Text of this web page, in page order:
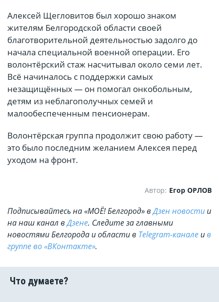
Алексей Щегловитов был хорошо знаком
жителям Белгородской области своей
благотворительной деятельностью задолго до
начала специальной военной операции. Его
волонтёрский стаж насчитывал около семи лет.
Всё начиналось с поддержки самых
незащищённых — он помогал онкобольным,
детям из неблагополучных семей и
малообеспеченным пенсионерам.
Волонтёрская группа продолжит свою работу —
это было последним желанием Алексея перед
уходом на фронт.
Автор: Егор ОРЛОВ
Подписывайтесь на «МОЁ! Белгород» вДзен новости и
на наш канал вДзене. Cледите за главными
новостями Белгорода и области в Telegram-канале ив
группе во «ВКонтакте».